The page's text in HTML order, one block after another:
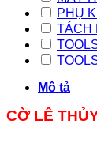
PHỤ
TÁCH
Mô tả
CỜ LÊ